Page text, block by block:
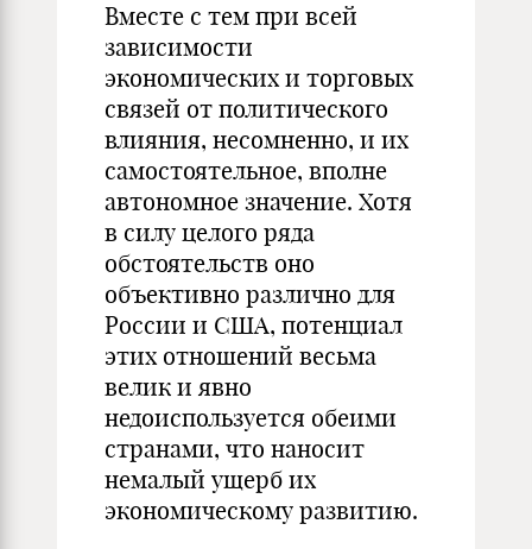
Вместе с тем при всей
зависимости
экономических и торговых
связей от политического
влияния, несомненно, и их
самостоятельное, вполне
автономное значение. Хотя
в силу целого ряда
обстоятельств оно
объективно различно для
России и США, потенциал
этих отношений весьма
велик и явно
недоиспользуется обеими
странами, что наносит
немалый ущерб их
экономическому развитию.